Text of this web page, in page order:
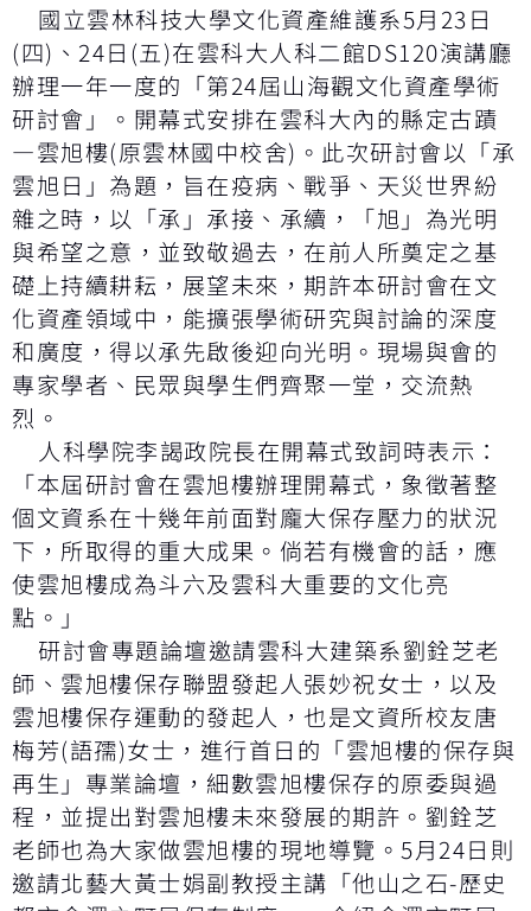
國立雲林科技大學文化資產維護系5月23日
(四)、24日(五)在雲科大人科二館DS120演講廳
辦理一年一度的「第24屆山海觀文化資產學術
研討會」。開幕式安排在雲科大內的縣定古蹟
—雲旭樓(原雲林國中校舍)。此次研討會以「承
雲旭日」為題，旨在疫病、戰爭、天災世界紛
雜之時，以「承」承接、承續，「旭」為光明
與希望之意，並致敬過去，在前人所奠定之基
礎上持續耕耘，展望未來，期許本研討會在文
化資產領域中，能擴張學術研究與討論的深度
和廣度，得以承先啟後迎向光明。現場與會的
專家學者、民眾與學生們齊聚一堂，交流熱
烈。
人科學院李謁政院長在開幕式致詞時表示：
「本屆研討會在雲旭樓辦理開幕式，象徵著整
個文資系在十幾年前面對龐大保存壓力的狀況
下，所取得的重大成果。倘若有機會的話，應
使雲旭樓成為斗六及雲科大重要的文化亮
點。」
研討會專題論壇邀請雲科大建築系劉銓芝老
師、雲旭樓保存聯盟發起人張妙祝女士，以及
雲旭樓保存運動的發起人，也是文資所校友唐
梅芳(語孺)女士，進行首日的「雲旭樓的保存與
再生」專業論壇，細數雲旭樓保存的原委與過
程，並提出對雲旭樓未來發展的期許。劉銓芝
老師也為大家做雲旭樓的現地導覽。5月24日則
邀請北藝大黃士娟副教授主講「他山之石-歷史